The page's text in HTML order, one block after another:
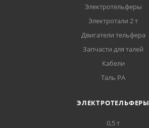
Электротельферы
Электротали 2 т
Двигатели тельфера
Запчасти для талей
Кабели
Таль РА
ЭЛЕКТРОТЕЛЬФЕРЫ
0,5 т